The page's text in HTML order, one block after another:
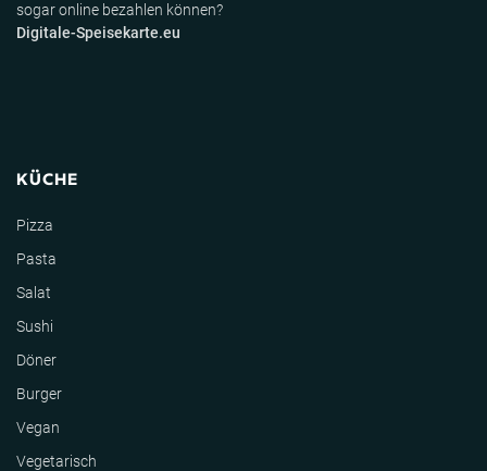
sogar online bezahlen können?
Digitale-Speisekarte.eu
KÜCHE
Pizza
Pasta
Salat
Sushi
Döner
Burger
Vegan
Vegetarisch